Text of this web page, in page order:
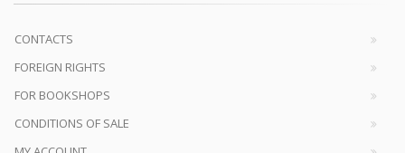
CONTACTS
FOREIGN RIGHTS
FOR BOOKSHOPS
CONDITIONS OF SALE